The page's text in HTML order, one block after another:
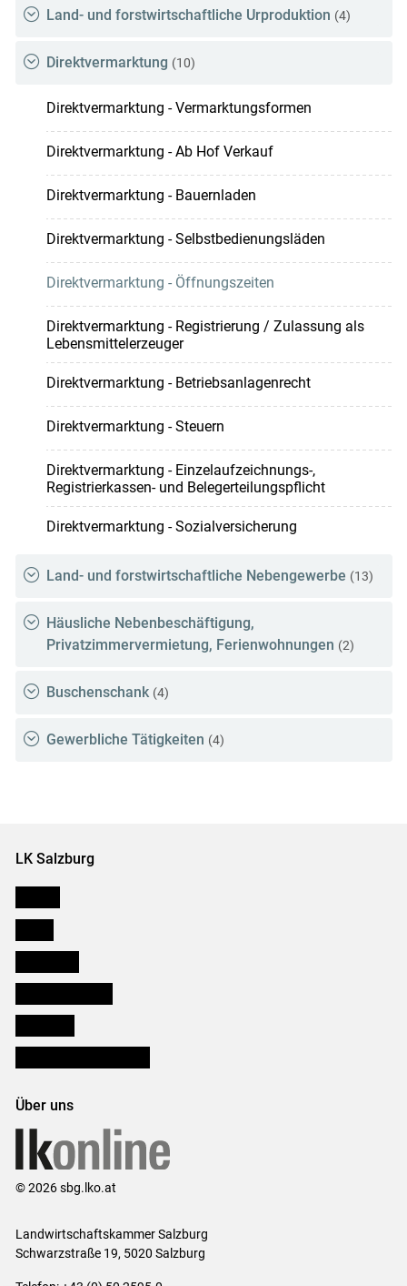
Land- und forstwirtschaftliche Urproduktion (4)
Direktvermarktung (10)
Direktvermarktung - Vermarktungsformen
Direktvermarktung - Ab Hof Verkauf
Direktvermarktung - Bauernladen
Direktvermarktung - Selbstbedienungsläden
Direktvermarktung - Öffnungszeiten
Direktvermarktung - Registrierung / Zulassung als
Lebensmittelerzeuger
Direktvermarktung - Betriebsanlagenrecht
Direktvermarktung - Steuern
Direktvermarktung - Einzelaufzeichnungs-,
Registrierkassen- und Belegerteilungspflicht
Direktvermarktung - Sozialversicherung
Land- und forstwirtschaftliche Nebengewerbe (13)
Häusliche Nebenbeschäftigung,
Privatzimmervermietung, Ferienwohnungen (2)
Buschenschank (4)
Gewerbliche Tätigkeiten (4)
LK Salzburg
Über uns
© 2026 sbg.lko.at
Landwirtschaftskammer Salzburg
Schwarzstraße 19, 5020 Salzburg